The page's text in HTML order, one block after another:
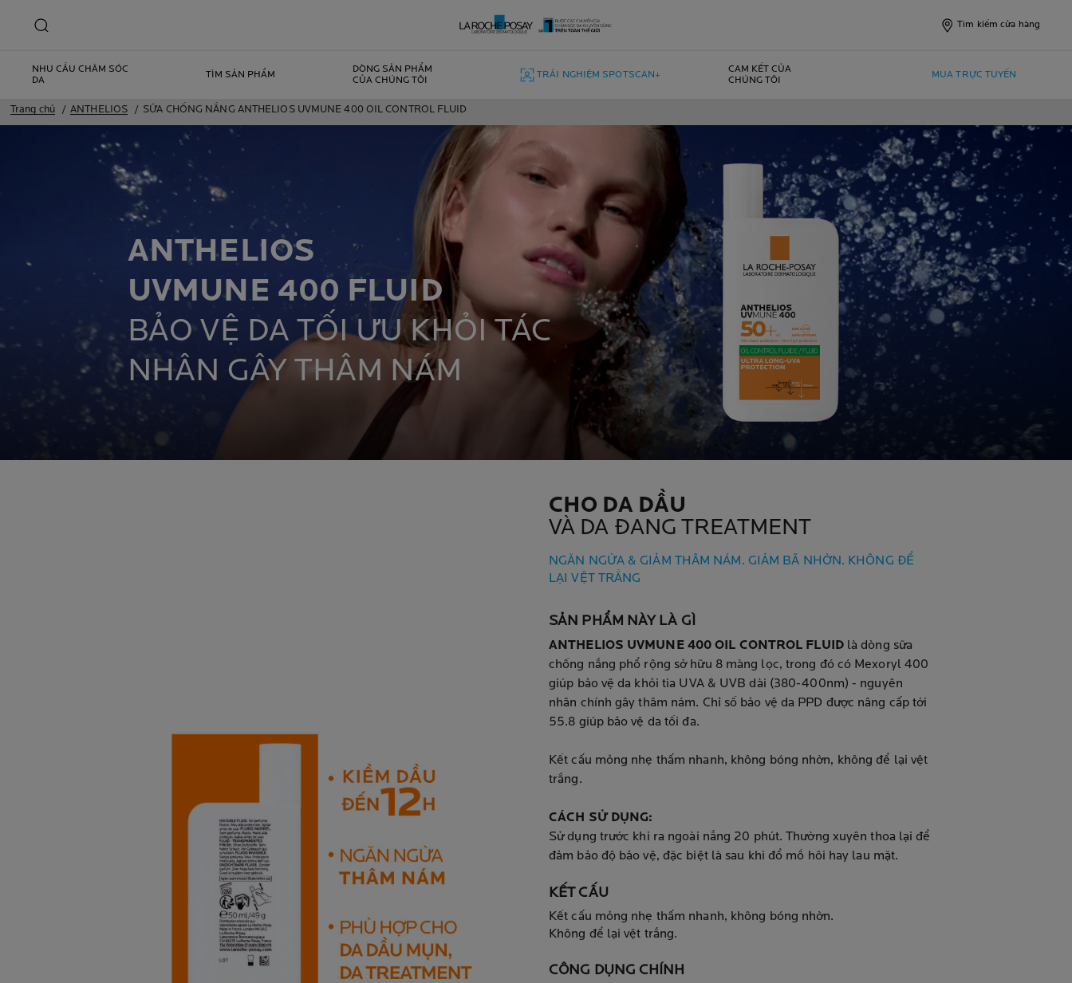
Tìm kiếm cửa hàng
NHU CẦU CHĂM SÓC
DA
TÌM SẢN PHẨM
DÒNG SẢN PHẨM
CỦA CHÚNG TÔI
TRẢI NGHIỆM SPOTSCAN+
CAM KẾT CỦA
CHÚNG TÔI
MUA TRỰC TUYẾN
Trang chủ ANTHELIOS SỮA CHỐNG NẮNG ANTHELIOS UVMUNE 400 OIL CONTROL FLUID
ANTHELIOS
UVMUNE 400 FLUID
BẢO VỆ DA TỐI ƯU KHỎI TÁC
NHÂN GÂY THÂM NÁM
CHO DA DẦU
VÀ DA ĐANG TREATMENT
NGĂN NGỪA & GIẢM THÂM NÁM. GIẢM BÃ NHỜN. KHÔNG ĐỂ
LẠI VỆT TRẮNG
SẢN PHẨM NÀY LÀ GÌ
ANTHELIOS UVMUNE 400 OIL CONTROL FLUID là dòng sữa
chống nắng phổ rộng sở hữu 8 màng lọc, trong đó có Mexoryl 400
giúp bảo vệ da khỏi tia UVA & UVB dài (380-400nm) - nguyên
nhân chính gây thâm nám. Chỉ số bảo vệ da PPD được nâng cấp tới
55.8 giúp bảo vệ da tối đa.
Kết cấu mỏng nhẹ thấm nhanh, không bóng nhờn, không để lại vệt
trắng.
CÁCH SỬ DỤNG:
Sử dụng trước khi ra ngoài nắng 20 phút. Thường xuyên thoa lại để
đảm bảo độ bảo vệ, đặc biệt là sau khi đổ mồ hôi hay lau mặt.
KẾT CẤU
Kết cấu mỏng nhẹ thấm nhanh, không bóng nhờn.
Không để lại vệt trắng.
CÔNG DỤNG CHÍNH